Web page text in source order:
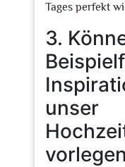
Tages perfekt
3.
unser